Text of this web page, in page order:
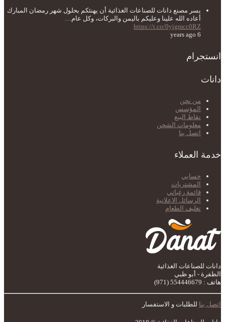
يسر مصنع دانات للصناعات الغذائية أن يهنئكم بحلول شهر رمضان المبارك
أعاده الله علينا وعليكم باليمن والبركات، وكل عام…
https://t.co/0yigmcc0RZ
6 years ago
انستجرام
دانات
من نحن
المؤسس
نقاط البيع
معلومات الشحن
اتصل بنا
خدمة العملاء
حسابي
المشتريات
قائمة رغباتي
الرسائل الاعلانية
تغليف الطعام
دانات للصناعات الغذائية
الظفرة - أبو ظبي
هاتف : 554446679 (971)
اتصل بنا للطلبات و الاستفسار